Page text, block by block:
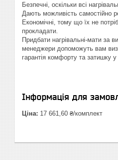
Безпечні, оскільки всі
Дають можливість самостійно
Економічні, тому що їх не
прокладати.
Придбати нагрівальні-мати за
менеджери допоможуть вам
гарантія комфорту та затишку
Інформація для
Ціна: 17 661,60 ₴/комплект